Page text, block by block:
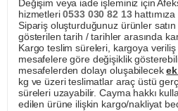
Değişim veya iade işleminiz için
hizmetleri0533 030 82 13
Sipariş oluşturduğunuz ürünler
gösterilen tarih / tarihler arasında
Kargo teslim süreleri, kargoya
mesafelere göre değişiklik
mesafelerden dolayı oluşabilecek
kg ve üzeri teslimatlar araç üstü
süreleri uzayabilir. Cayma hakkı
edilen ürüne ilişkin kargo/nakliyat